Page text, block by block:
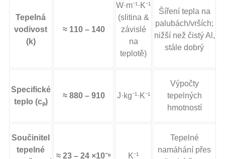
Tepelná
vodivost
(k)
≈ 110 – 140
W·m⁻¹·K⁻¹
(slitina &
závislé
na
teplotě)
Šíření tepla na
palubách/vrších;
nižší než čistý Al,
stále dobrý
Specifické
teplo (cₚ)
≈ 880 – 910 J·kg⁻¹·K⁻¹
Výpočty
tepelných
hmotností
Součinitel
tepelné
≈ 23 – 24 ×10⁻⁶ K⁻¹
Tepelné
namáhání přes